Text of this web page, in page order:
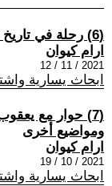
(6) رحلة في تاريخ ثورة أكتوبر
ارام كيوان
2021 / 11 / 12
ابحاث يسارية
(7) حوار مع
ومواضيع أخرى
ارام كيوان
2021 / 10 / 19
ابحاث يسارية